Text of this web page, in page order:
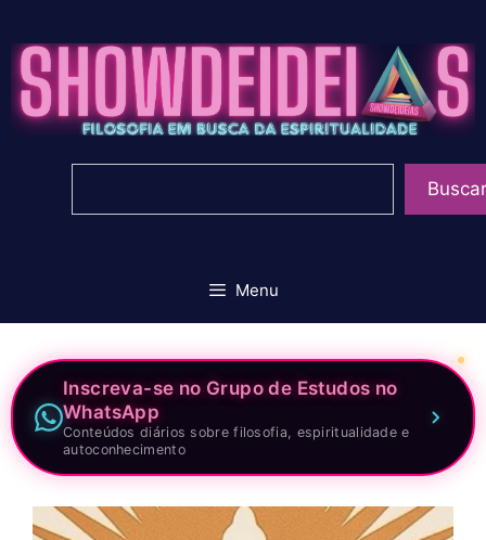
para
conteúdo
Buscar
Menu
Inscreva-se no Grupo de Estudos no
WhatsApp
Conteúdos diários sobre filosofia, espiritualidade e
autoconhecimento